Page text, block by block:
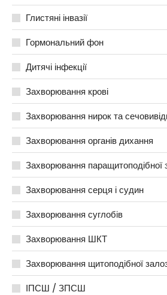
Глистяні інвазії
Гормональний фон
Дитячі інфекції
Захворювання крові
Захворювання нирок та
Захворювання органів дихання
Захворювання паращитоподібної
Захворювання серця і судин
Захворювання суглобів
Захворювання ШКТ
Захворювання щитоподібної
ІПСШ / ЗПСШ